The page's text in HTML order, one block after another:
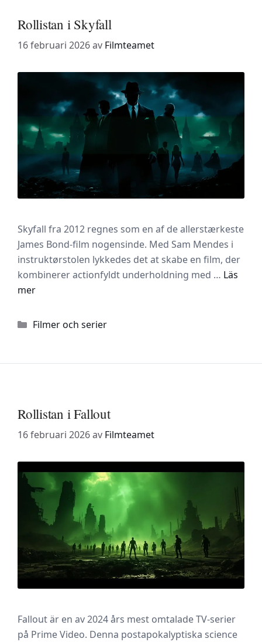
Rollistan i Skyfall
16 februari 2026av Filmteamet
Skyfall fra 2012 regnes som en af de allerstærkeste
James Bond-film nogensinde. Med Sam Mendes i
instruktørstolen lykkedes det at skabe en film, der
kombinerer actionfyldt underholdning med … Läs
mer
Kategorier
Filmer och serier
Rollistan i Fallout
16 februari 2026av Filmteamet
Fallout är en av 2024 års mest omtalade TV-serier
på Prime Video. Denna postapokalyptiska science